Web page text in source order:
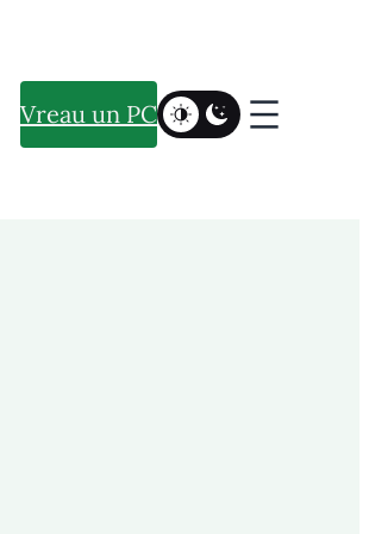
Vreau un PC